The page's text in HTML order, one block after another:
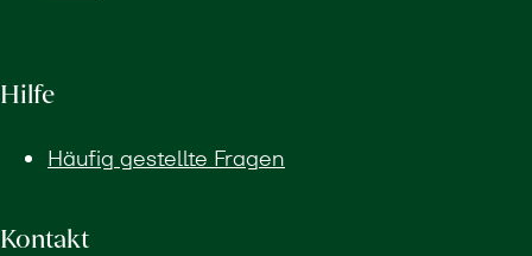
Hilfe
Häufig gestellte Fragen
Kontakt